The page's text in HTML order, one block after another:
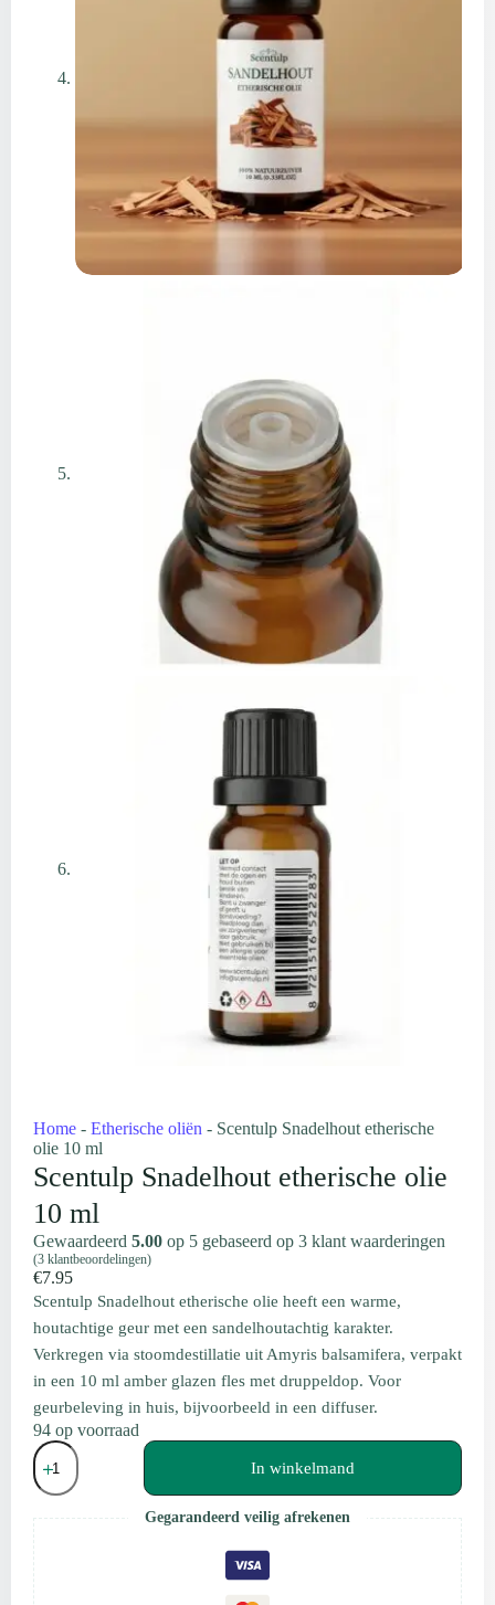
Home - Etherische oliën - Scentulp Snadelhout etherische
olie 10 ml
Scentulp Snadelhout etherische olie
10 ml
Gewaardeerd 5.00 op 5 gebaseerd op 3 klant waarderingen
(3 klantbeoordelingen)
€7.95
Scentulp Snadelhout etherische olie heeft een warme,
houtachtige geur met een sandelhoutachtig karakter.
Verkregen via stoomdestillatie uit Amyris balsamifera, verpakt
in een 10 ml amber glazen fles met druppeldop. Voor
geurbeleving in huis, bijvoorbeeld in een diffuser.
94 op voorraad
Scentulp
Snadelhout
etherische
10
ml
aantal
In winkelmand
Gegarandeerd veilig afrekenen